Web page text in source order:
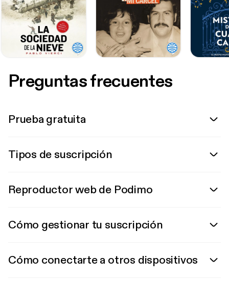
Preguntas frecuentes
Prueba gratuita
Tipos de suscripción
Reproductor web de Podimo
Cómo gestionar tu suscripción
Cómo conectarte a otros dispositivos